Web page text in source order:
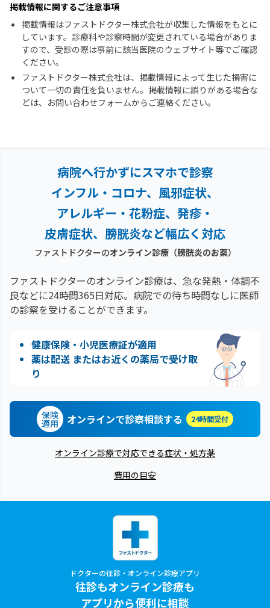
掲載情報に関するご注意事項
掲載情報はファストドクター株式会社が収集した情報をもとに
しています。診療科や診察時間が変更されている場合がありま
すので、受診の際は事前に該当医院のウェブサイト等でご確認
ください。
ファストドクター株式会社は、掲載情報によって生じた損害に
ついて一切の責任を負いません。掲載情報に誤りがある場合な
どは、お問い合わせフォームからご連絡ください。
病院へ行かずにスマホで診察
インフル・コロナ、風邪症状、
アレルギー・花粉症、 発疹・
皮膚症状、膀胱炎など幅広く対応
ファストドクターのオンライン診療（膀胱炎のお薬）
ファストドクターのオンライン診療は、急な発熱・体調不
良などに24時間365日対応。 病院での待ち時間なしに医師
の診察を受けることができます。
健康保険・小児医療証が適用
薬は配送 またはお近くの薬局で受け取
り
保険
適用 オンラインで診察相談する 24時間受付
オンライン診療で対応できる症状・処方薬
費用の目安
ドクターの往診・オンライン診療アプリ
往診もオンライン診療も
アプリから便利に相談